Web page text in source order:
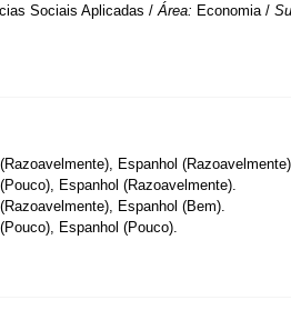
Sociais Aplicadas /Área: Economia /
Espanhol
Espanhol (Razoavelmente).
Espanhol (Bem).
Espanhol (Pouco).